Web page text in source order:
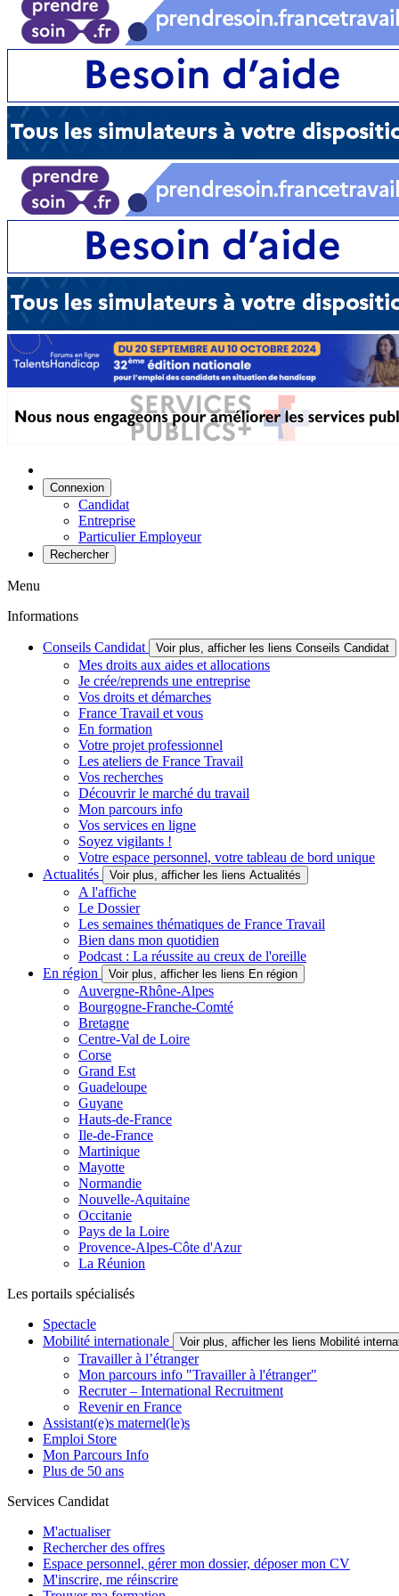
Connexion
Candidat
Entreprise
Particulier Employeur
Rechercher
Menu
Informations
Conseils Candidat Voir plus, afficher les liens Conseils Candidat
Mes droits aux aides et allocations
Je crée/reprends une entreprise
Vos droits et démarches
France Travail et vous
En formation
Votre projet professionnel
Les ateliers de France Travail
Vos recherches
Découvrir le marché du travail
Mon parcours info
Vos services en ligne
Soyez vigilants !
Votre espace personnel, votre tableau de bord unique
Actualités
Voir plus, afficher les liens Actualités
A l'affiche
Le Dossier
Les semaines thématiques de France Travail
Bien dans mon quotidien
Podcast : La réussite au creux de l'oreille
En région
Voir plus, afficher les liens En région
Auvergne-Rhône-Alpes
Bourgogne-Franche-Comté
Bretagne
Centre-Val de Loire
Corse
Grand Est
Guadeloupe
Guyane
Hauts-de-France
Ile-de-France
Martinique
Mayotte
Normandie
Nouvelle-Aquitaine
Occitanie
Pays de la Loire
Provence-Alpes-Côte d'Azur
La Réunion
Les portails spécialisés
Spectacle
Mobilité internationale
Voir plus, afficher les liens Mobilité
Travailler à l’étranger
Mon parcours info "Travailler à l'étranger"
Recruter – International Recruitment
Revenir en France
Assistant(e)s maternel(le)s
Emploi Store
Mon Parcours Info
Plus de 50 ans
Services Candidat
M'actualiser
Rechercher des offres
Espace personnel, gérer mon dossier, déposer mon CV
M'inscrire, me réinscrire